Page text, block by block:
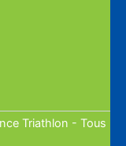
Triathlon - Tous